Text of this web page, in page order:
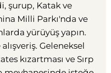
şurup, Katak ve
Milli Parkı'nda ve
yürüyüş yapın.
Geleneksel
kızartması ve Sırp